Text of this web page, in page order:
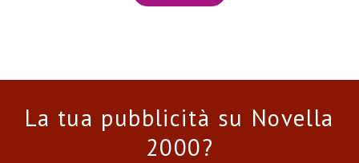
La tua pubblicità su Novella
2000?